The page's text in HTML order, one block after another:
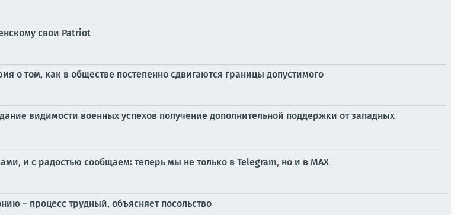
свои Patriot
о том, как в обществе постепенно сдвигаются границы допустимого
видимости военных успехов получение дополнительной поддержки от западных
и с радостью сообщаем: теперь мы не только в Telegram, но и в МАХ
– процесс трудный, объясняет посольство